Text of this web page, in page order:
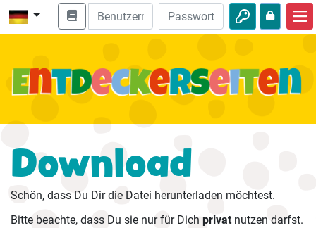
Bibel entdecken
Natur
Abenteuer
Freizeit
Download
Schön, dass Du Dir die Datei herunterladen möchtest.
Bitte beachte, dass Du sie nur für Dich privat nutzen darfst.